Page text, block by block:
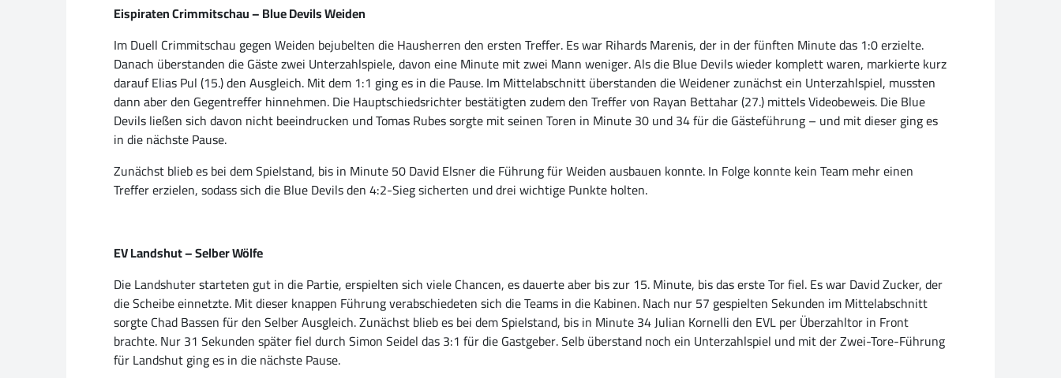
Eispiraten Crimmitschau – Blue Devils Weiden
Im Duell Crimmitschau gegen Weiden bejubelten die Hausherren den ersten Treffer. Es war Rihards Marenis, der in der fünften Minute das 1:0 erzielte.
Danach überstanden die Gäste zwei Unterzahlspiele, davon eine Minute mit zwei Mann weniger. Als die Blue Devils wieder komplett waren, markierte kurz
darauf Elias Pul (15.) den Ausgleich. Mit dem 1:1 ging es in die Pause. Im Mittelabschnitt überstanden die Weidener zunächst ein Unterzahlspiel, mussten
dann aber den Gegentreffer hinnehmen. Die Hauptschiedsrichter bestätigten zudem den Treffer von Rayan Bettahar (27.) mittels Videobeweis. Die Blue
Devils ließen sich davon nicht beeindrucken und Tomas Rubes sorgte mit seinen Toren in Minute 30 und 34 für die Gästeführung – und mit dieser ging es
in die nächste Pause.
Zunächst blieb es bei dem Spielstand, bis in Minute 50 David Elsner die Führung für Weiden ausbauen konnte. In Folge konnte kein Team mehr einen
Treffer erzielen, sodass sich die Blue Devils den 4:2-Sieg sicherten und drei wichtige Punkte holten.
EV Landshut – Selber Wölfe
Die Landshuter starteten gut in die Partie, erspielten sich viele Chancen, es dauerte aber bis zur 15. Minute, bis das erste Tor fiel. Es war David Zucker, der
die Scheibe einnetzte. Mit dieser knappen Führung verabschiedeten sich die Teams in die Kabinen. Nach nur 57 gespielten Sekunden im Mittelabschnitt
sorgte Chad Bassen für den Selber Ausgleich. Zunächst blieb es bei dem Spielstand, bis in Minute 34 Julian Kornelli den EVL per Überzahltor in Front
brachte. Nur 31 Sekunden später fiel durch Simon Seidel das 3:1 für die Gastgeber. Selb überstand noch ein Unterzahlspiel und mit der Zwei-Tore-Führung
für Landshut ging es in die nächste Pause.